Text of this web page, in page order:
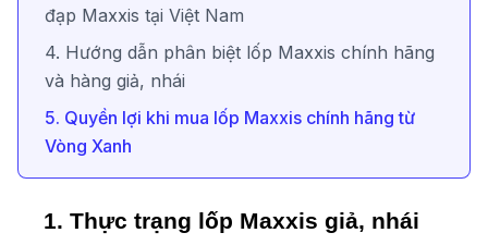
đạp Maxxis tại Việt Nam
4. Hướng dẫn phân biệt lốp Maxxis chính hãng
và hàng giả, nhái
5. Quyền lợi khi mua lốp Maxxis chính hãng từ
Vòng Xanh
1. Thực trạng lốp Maxxis giả, nhái